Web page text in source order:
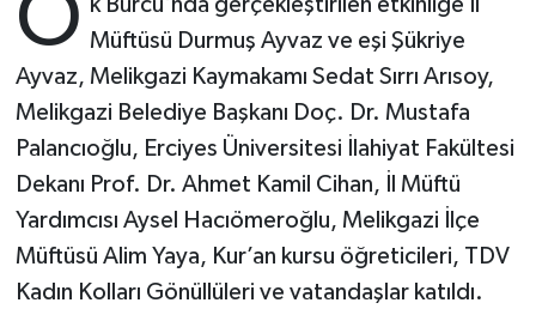
O Müftüsü Durmuş Ayvaz ve eşi Şükriye
Ayvaz, Melikgazi Kaymakamı Sedat Sırrı Arısoy,
Melikgazi Belediye Başkanı Doç. Dr. Mustafa
Palancıoğlu, Erciyes Üniversitesi İlahiyat Fakültesi
Dekanı Prof. Dr. Ahmet Kamil Cihan, İl Müftü
Yardımcısı Aysel Hacıömeroğlu, Melikgazi İlçe
Müftüsü Alim Yaya, Kur’an kursu öğreticileri, TDV
Kadın Kolları Gönüllüleri ve vatandaşlar katıldı.
Bartın Müftülüğü
Batman Müftülüğü
Bayburt Müftülüğü
Bilecik Müftülüğü
Bingöl Müftülüğü
Ramazan
Sahabeler
Zekat
DEPREM
Dünya
Eğitim
Kültür-Sanat
Aile